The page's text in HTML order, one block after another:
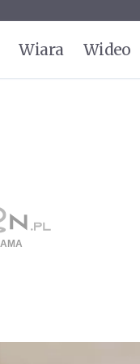
Wiara Wideo